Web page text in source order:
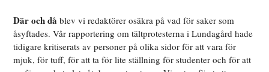
Där och då blev vi redaktörer osäkra på vad för saker som
åsyftades. Vår rapportering om tältprotesterna i Lundagård hade
tidigare kritiserats av personer på olika sidor för att vara för
mjuk, för tuff, för att ta för lite ställning för studenter och för att